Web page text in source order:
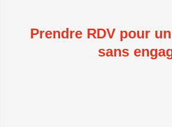
Prendre RDV pour
sans